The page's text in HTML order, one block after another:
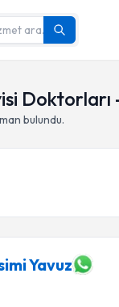
Doktorları
bulundu.
Yavuz